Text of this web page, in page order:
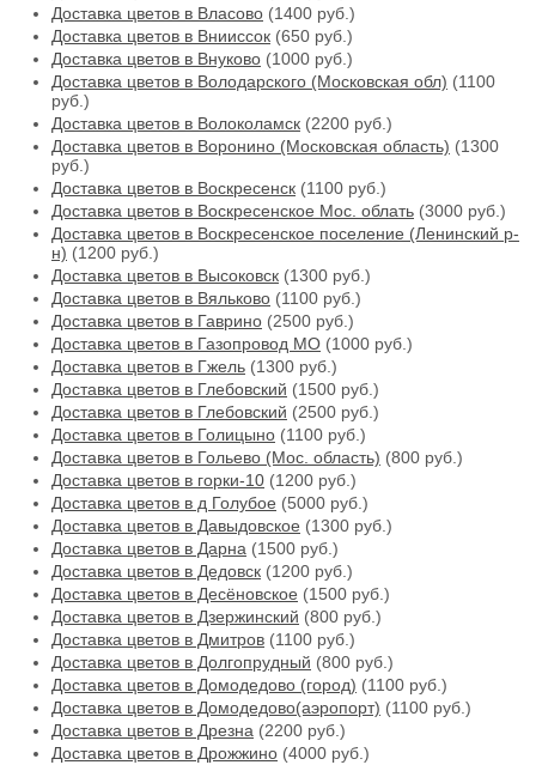
Доставка цветов в Власово (1400 руб.)
Доставка цветов в Внииссок (650 руб.)
Доставка цветов в Внуково (1000 руб.)
Доставка цветов в Володарского (Московская обл) (1100
руб.)
Доставка цветов в Волоколамск (2200 руб.)
Доставка цветов в Воронино (Московская область) (1300
руб.)
Доставка цветов в Воскресенск (1100 руб.)
Доставка цветов в Воскресенское Мос. облать (3000 руб.)
Доставка цветов в Воскресенское поселение (Ленинский р-
н) (1200 руб.)
Доставка цветов в Высоковск (1300 руб.)
Доставка цветов в Вяльково (1100 руб.)
Доставка цветов в Гаврино (2500 руб.)
Доставка цветов в Газопровод МО (1000 руб.)
Доставка цветов в Гжель (1300 руб.)
Доставка цветов в Глебовский (1500 руб.)
Доставка цветов в Глебовский (2500 руб.)
Доставка цветов в Голицыно (1100 руб.)
Доставка цветов в Гольево (Мос. область) (800 руб.)
Доставка цветов в горки-10 (1200 руб.)
Доставка цветов в д Голубое (5000 руб.)
Доставка цветов в Давыдовское (1300 руб.)
Доставка цветов в Дарна (1500 руб.)
Доставка цветов в Дедовск (1200 руб.)
Доставка цветов в Десёновское (1500 руб.)
Доставка цветов в Дзержинский (800 руб.)
Доставка цветов в Дмитров (1100 руб.)
Доставка цветов в Долгопрудный (800 руб.)
Доставка цветов в Домодедово (город) (1100 руб.)
Доставка цветов в Домодедово(аэропорт) (1100 руб.)
Доставка цветов в Дрезна (2200 руб.)
Доставка цветов в Дрожжино (4000 руб.)